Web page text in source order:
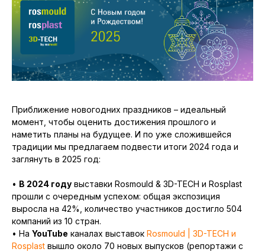
Приближение новогодних праздников – идеальный
момент, чтобы оценить достижения прошлого и
наметить планы на будущее. И по уже сложившейся
традиции мы предлагаем подвести итоги 2024 года и
заглянуть в 2025 год:
• В 2024 году выставки Rosmould & 3D-TECH и Rosplast
прошли с очередным успехом: общая экспозиция
выросла на 42%, количество участников достигло 504
компаний из 10 стран.
• На YouTube каналах выставок Rosmould | 3D-TECH и
Rosplast вышло около 70 новых выпусков (репортажи с